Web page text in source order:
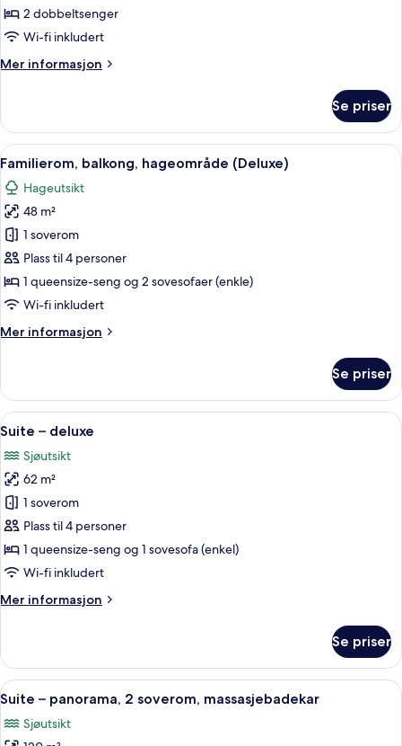
2 dobbeltsenger
Wi-fi inkludert
Mer informasjon
Mer
hageområde
Se priser
Åpne
alle
bildene
av
Familierom,
balkong,
hageområde
(Deluxe)
Familierom, balkong, hageområde
9
Familierom, balkong, hageområde (Deluxe)
Hageutsikt
48 m²
1 soverom
Plass til 4 personer
1 queensize-seng og 2 sovesofaer (enkle)
Wi-fi inkludert
Mer informasjon
Mer
balkong,
hageområde
(Deluxe)
Se priser
Åpne
alle
bildene
av
Suite
–
deluxe
Suite – deluxe | Dundyner, minibar,
7
Suite – deluxe
Sjøutsikt
62 m²
1 soverom
Plass til 4 personer
1 queensize-seng og 1 sovesofa (enkel)
Wi-fi inkludert
Mer informasjon
Mer
–
deluxe
Se priser
Åpne
alle
bildene
Suite – panorama, 2 soverom,
9
Suite – panorama, 2 soverom, massasjebadekar
Sjøutsikt